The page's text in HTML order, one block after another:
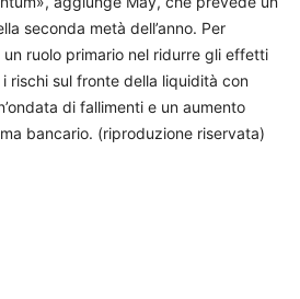
seconda metà dell’anno. Per
un ruolo primario nel ridurre gli effetti
i rischi sul fronte della liquidità con
di fallimenti e un aumento
bancario. (riproduzione riservata)